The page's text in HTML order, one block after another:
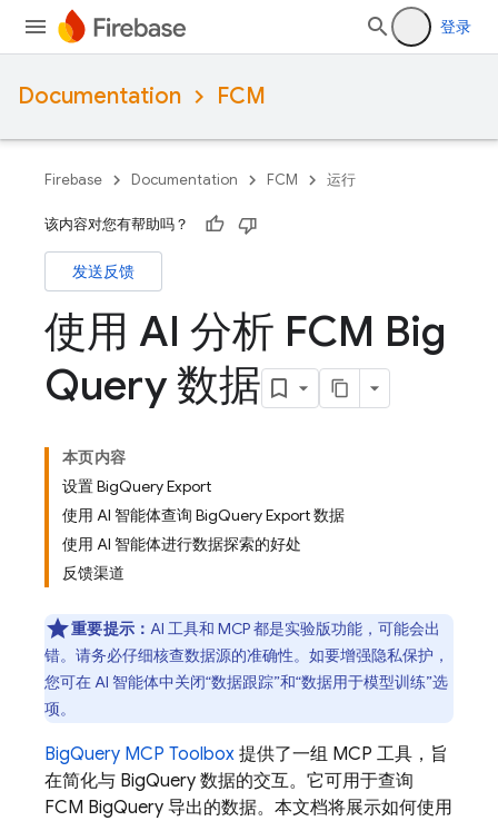
登录
Documentation FCM
Firebase Documentation FCM 运行
该内容对您有帮助吗？
发送反馈
使用 AI 分析 FCM Big
Query 数据
本页内容
设置 BigQuery Export
使用 AI 智能体查询 BigQuery Export 数据
使用 AI 智能体进行数据探索的好处
反馈渠道
重要提示：AI 工具和 MCP 都是实验版功能，可能会出
错。请务必仔细核查数据源的准确性。如要增强隐私保护，
您可在 AI 智能体中关闭“数据跟踪”和“数据用于模型训练”选
项。
BigQuery MCP Toolbox 提供了一组 MCP 工具，旨
在简化与 BigQuery 数据的交互。它可用于查询
FCM BigQuery 导出的数据。本文档将展示如何使用